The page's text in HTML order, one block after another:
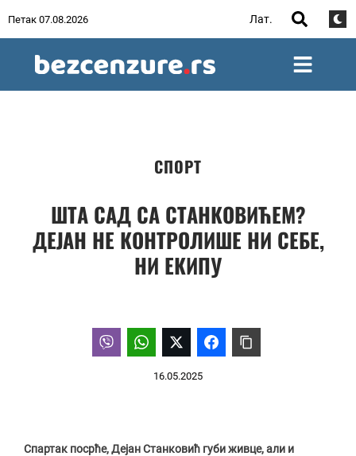
Петак 07.08.2026 Лат.
СПОРТ
ШТА САД СА СТАНКОВИЋЕМ?
ДЕЈАН НЕ КОНТРОЛИШЕ НИ СЕБЕ,
НИ ЕКИПУ
16.05.2025
Спартак посрће, Дејан Станковић губи живце, али и